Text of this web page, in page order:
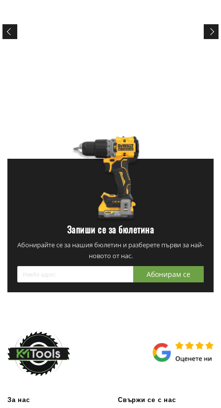
Запиши се за бюлетина
Абонирайте се за нашия бюлетин и разберете първи за най-
новото от нас.
Абонирам се
За нас
Свържи се с нас